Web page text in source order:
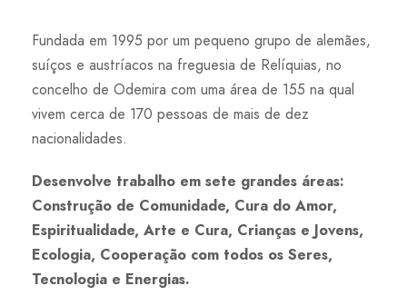
Fundada em 1995 por um pequeno grupo de alemães,
suíços e austríacos na freguesia de Relíquias, no
concelho de Odemira com uma área de 155 na qual
vivem cerca de 170 pessoas de mais de dez
nacionalidades.
Desenvolve trabalho em sete grandes áreas:
Construção de Comunidade, Cura do Amor,
Espiritualidade, Arte e Cura, Crianças e Jovens,
Ecologia, Cooperação com todos os Seres,
Tecnologia e Energias.